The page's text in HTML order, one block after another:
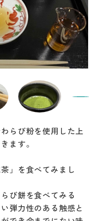
らび粉を使用した上
ます。
」を食べてみまし
び餅を食べてみる
弾力性のある触感と